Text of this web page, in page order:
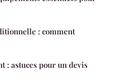
: comment
: astuces pour un devis